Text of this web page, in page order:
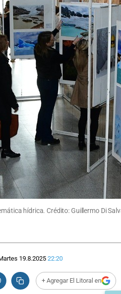
hídrica. Crédito: Guillermo Di
19.8.2025 22:20
+ Agregar El Litoral en